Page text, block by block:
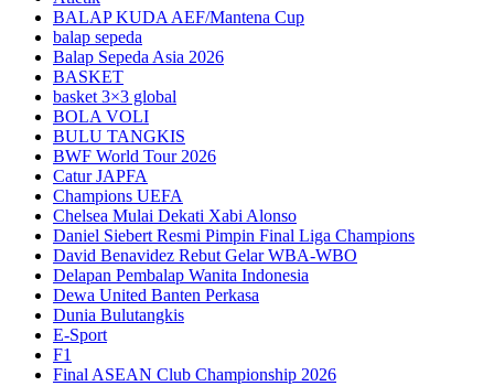
BALAP KUDA AEF/Mantena Cup
balap sepeda
Balap Sepeda Asia 2026
BASKET
basket 3×3 global
BOLA VOLI
BULU TANGKIS
BWF World Tour 2026
Catur JAPFA
Champions UEFA
Chelsea Mulai Dekati Xabi Alonso
Daniel Siebert Resmi Pimpin Final Liga Champions
David Benavidez Rebut Gelar WBA-WBO
Delapan Pembalap Wanita Indonesia
Dewa United Banten Perkasa
Dunia Bulutangkis
E-Sport
F1
Final ASEAN Club Championship 2026